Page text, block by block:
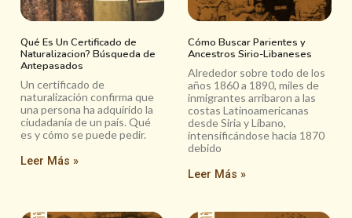
Qué Es Un Certificado de
Naturalizacion? Búsqueda de
Antepasados
Un certificado de
naturalización confirma que
una persona ha adquirido la
ciudadanía de un país. Qué
es y cómo se puede pedir.
Leer Más »
Cómo Buscar Parientes y
Ancestros Sirio-Libaneses
Alrededor sobre todo de los
años 1860 a 1890, miles de
inmigrantes arribaron a las
costas Latinoamericanas
desde Siria y Líbano,
intensificándose hacia 1870
debido
Leer Más »